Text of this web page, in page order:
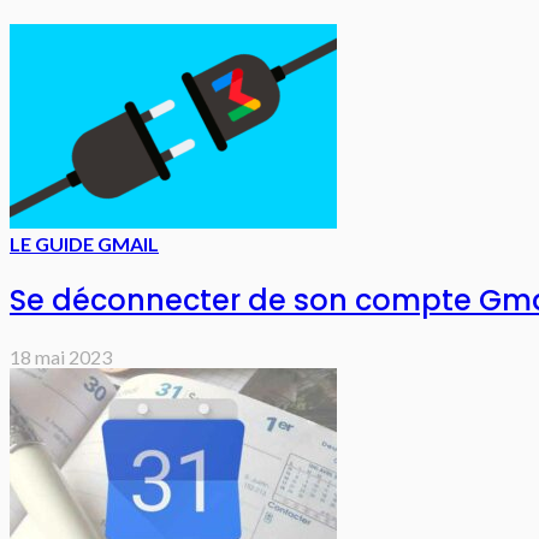
LE GUIDE GMAIL
Se déconnecter de son compte
18 mai 2023